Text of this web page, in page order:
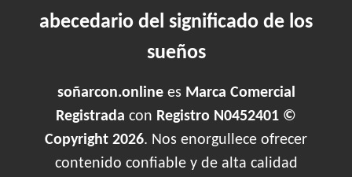
abecedario del significado de los
sueños
soñarcon.onlinees Marca Comercial
Registrada con Registro N0452401 ©
Copyright 2026. Nos enorgullece ofrecer
contenido confiable y de alta calidad